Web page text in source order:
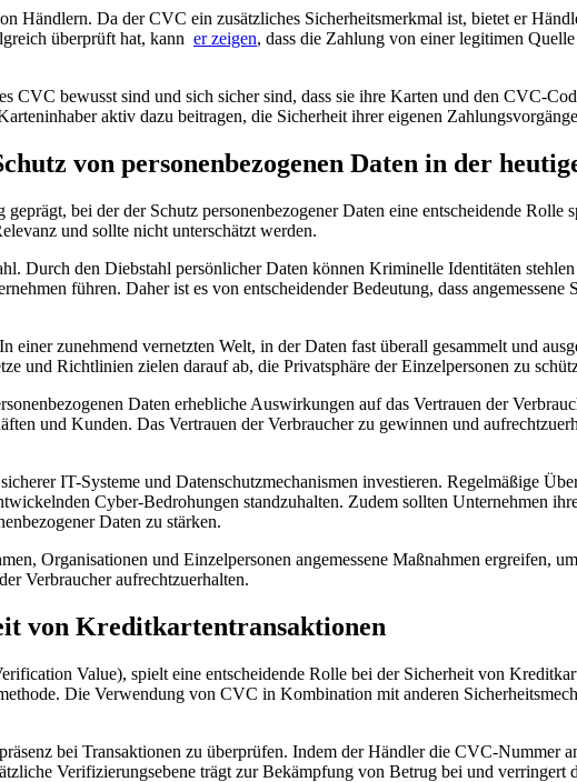
Händlern. Da der CVC ein zusätzliches Sicherheitsmerkmal ist, bietet er
überprüft hat, kann
er zeigen, dass die Zahlung ​von einer legitimen
CVC‌ bewusst ​sind und sich sicher​ sind, ⁣dass sie ihre Karten und den CVC-
⁢aktiv dazu beitragen, ⁤die ‌Sicherheit ihrer eigenen
von personenbezogenen Daten in der
​bei ⁤der der⁢ Schutz personenbezogener Daten eine entscheidende
und ⁣sollte nicht⁢ unterschätzt werden.
Durch den Diebstahl persönlicher Daten können⁢ Kriminelle Identitäten⁢
führen. Daher ist es⁢ von entscheidender⁣ Bedeutung, dass
zunehmend vernetzten Welt, in der Daten fast überall gesammelt und
und⁣ Richtlinien ​zielen darauf ab, die Privatsphäre der Einzelpersonen zu
Daten erhebliche Auswirkungen auf ‌das Vertrauen der
und Kunden.⁣ Das Vertrauen‍ der Verbraucher zu‌ gewinnen und​
IT-Systeme und Datenschutzmechanismen investieren. Regelmäßige
Cyber-Bedrohungen standzuhalten. Zudem sollten ⁤Unternehmen⁢
Daten zu stärken.
Organisationen und‍ Einzelpersonen ​angemessene Maßnahmen ergreifen,⁢
‍Verbraucher aufrechtzuerhalten.
von Kreditkartentransaktionen
Value), spielt ⁢eine entscheidende Rolle bei ​der Sicherheit von
Die Verwendung ‌von CVC in⁤ Kombination mit anderen
bei Transaktionen zu überprüfen. Indem ⁢der Händler die⁢ CVC-Nummer
Verifizierungsebene trägt zur Bekämpfung von Betrug ⁢bei und